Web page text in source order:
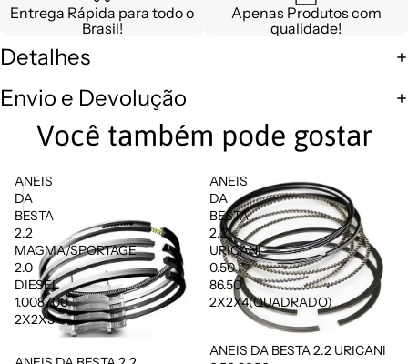
Entrega Rápida para todo o
Brasil!
Apenas Produtos com
qualidade!
Detalhes
Envio e Devolução
Você também pode gostar
ANEIS
DA
BESTA
2.2
MAGMA/SPORTAGE
2.0
DIESEL
1.0087.00
2X2X3
ANEIS
DA
BESTA
2.2
URICANI
0.50
86.50
2X2X4(QUADRADO)
Promoção
ANEIS DA BESTA 2.2 URICANI